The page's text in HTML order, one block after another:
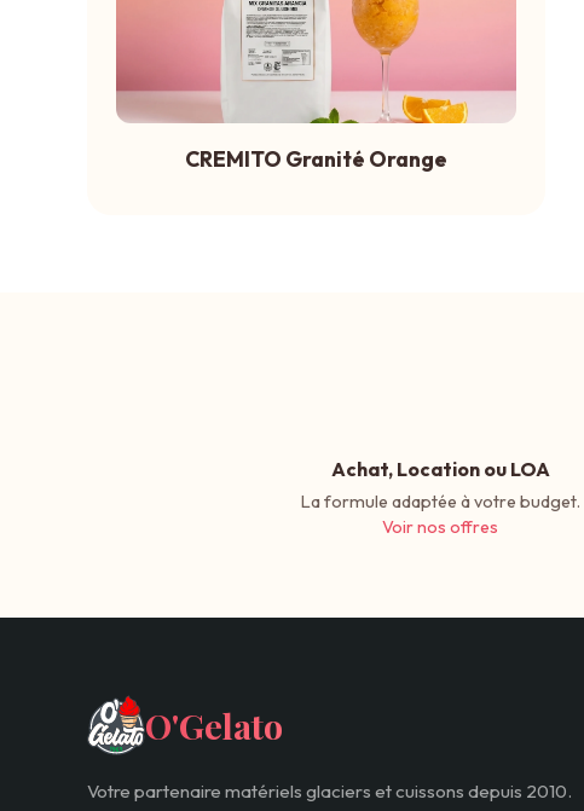
CREMITO Granité Orange
Achat, Location ou LOA
La formule adaptée à votre budget.
Voir nos offres
O'Gelato
Votre partenaire matériels glaciers et cuissons depuis 2010.